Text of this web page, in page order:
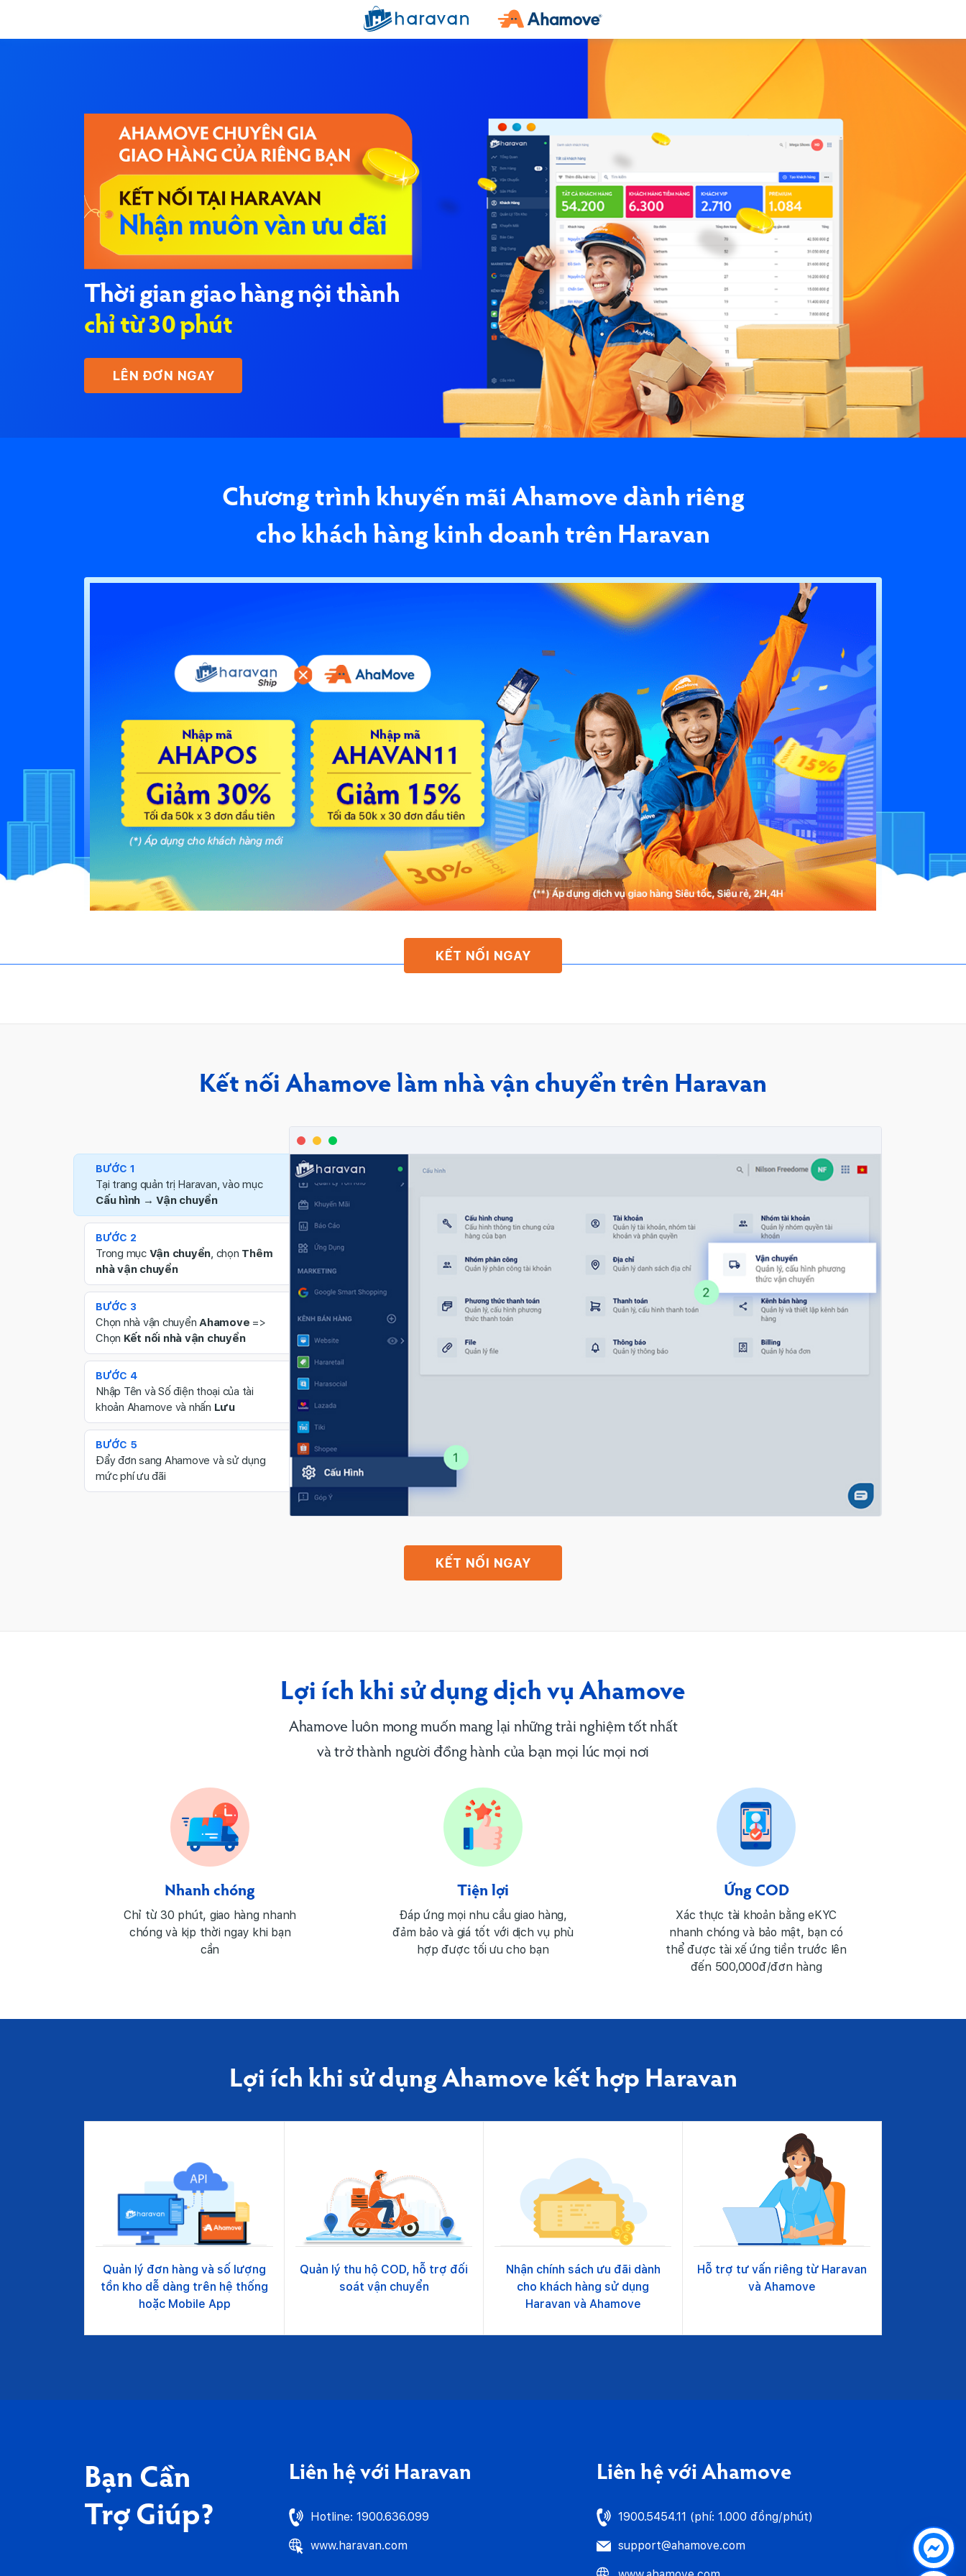
Thời gian giao hàng nội thành
chỉ từ 30 phút
LÊN ĐƠN NGAY
Chương trình khuyến mãi Ahamove dành riêng
cho khách hàng kinh doanh trên Haravan
KẾT NỐI NGAY
Kết nối Ahamove làm nhà vận chuyển trên Haravan
BƯỚC 1
Tại trang quản trị Haravan, vào mục
Cấu hình → Vận chuyển
BƯỚC 2
Trong mục Vận chuyển, chọn Thêm
nhà vận chuyển
BƯỚC 3
Chọn nhà vận chuyển Ahamove =>
Chọn Kết nối nhà vận chuyển
BƯỚC 4
Nhập Tên và Số điện thoại của tài
khoản Ahamove và nhấn Lưu
BƯỚC 5
Đẩy đơn sang Ahamove và sử dụng
mức phí ưu đãi
KẾT NỐI NGAY
Lợi ích khi sử dụng dịch vụ Ahamove
Ahamove luôn mong muốn mang lại những trải nghiệm tốt nhất
và trở thành người đồng hành của bạn mọi lúc mọi nơi
Nhanh chóng
Chỉ từ 30 phút, giao hàng nhanh
chóng và kịp thời ngay khi bạn
cần
Tiện lợi
Đáp ứng mọi nhu cầu giao hàng,
đảm bảo và giá tốt với dịch vụ phù
hợp được tối ưu cho bạn
Ứng COD
Xác thực tài khoản bằng eKYC
nhanh chóng và bảo mật, bạn có
thể được tài xế ứng tiền trước lên
đến 500,000đ/đơn hàng
Lợi ích khi sử dụng Ahamove kết hợp Haravan
Quản lý đơn hàng và số lượng
tồn kho dễ dàng trên hệ thống
hoặc Mobile App
Quản lý thu hộ COD, hỗ trợ đối
soát vận chuyển
Nhận chính sách ưu đãi dành
cho khách hàng sử dụng
Haravan và Ahamove
Hỗ trợ tư vấn riêng từ Haravan
và Ahamove
Bạn Cần
Trợ Giúp?
Liên hệ với Haravan
Hotline: 1900.636.099
www.haravan.com
Liên hệ với Ahamove
1900.5454.11 (phí: 1.000 đồng/phút)
support@ahamove.com